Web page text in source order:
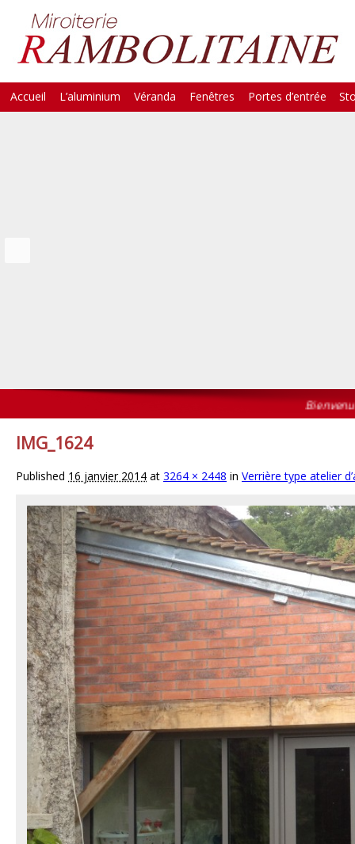
Main Menu
Skip
Accueil L’aluminium Véranda Fenêtres Portes d’entrée
Bienvenue
IMG_1624
Published 16 janvier 2014 at 3264 × 2448 in Verrière type atelier